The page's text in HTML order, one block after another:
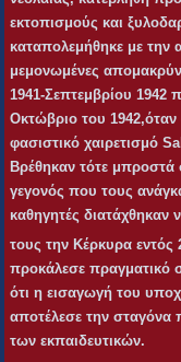
εκτοπισμούς και
καταπολεμήθηκε με
μεμονωμένες
1941-Σεπτεμβρίου 1942
Οκτώβριο του 1942,όταν
φασιστικό χαιρετισμό
Βρέθηκαν τότε
γεγονός που τους
καθηγητές διατάχθηκαν
τους την Κέρκυρα εντός
προκάλεσε πραγματικό
ότι η εισαγωγή του
αποτέλεσε την σταγόνα
των εκπαιδευτικών.